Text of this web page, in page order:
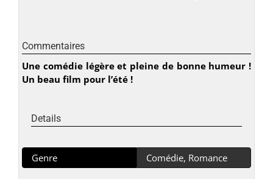
Commentaires
Une comédie légère et pleine de bonne humeur !
Un beau film pour l’été !
Details
Genre Comédie, Romance